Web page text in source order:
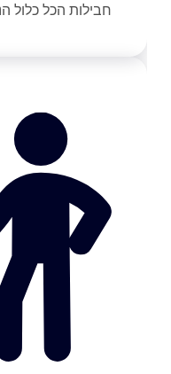
חבילות הכל כלול